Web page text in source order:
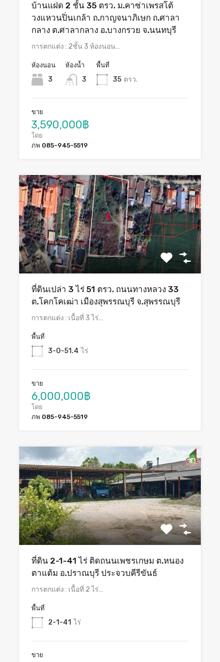
บ้านแฝด 2 ชั้น 35 ตรว. ม.คาซ่าเพรสโต้
วงแหวนปิ่นเกล้า ถ.กาญจนาภิเษก ถ.ศาลา
กลาง ต.ศาลากลาง อ.บางกรวย จ.นนทบุรี
การตกแต่ง : 2ชั้น 3 ห้องนอน…
ห้องนอน
3
ห้องน้ำ
3
พื้นที่
35 ตรว.
ขาย
3,590,000฿
โดย
ภพ 085-945-5519
ที่ดินเปล่า 3 ไร่ 51 ตรว. ถนนทางหลวง 33
ต.โคกโคเฒ่า เมืองสุพรรณบุรี จ.สุพรรณบุรี
การตกแต่ง : เนื้อที่ 3 ไร่…
พื้นที่
3-0-51.4 ไร่
ขาย
6,000,000฿
โดย
ภพ 085-945-5519
ที่ดิน 2-1-41 ไร่ ติดถนนเพชรเกษม ต.หนอง
ตาแต้ม อ.ปราณบุรี ประจวบคีรีขันธ์
การตกแต่ง : เนื้อที่ 2 ไร่…
พื้นที่
2-1-41 ไร่
ขาย